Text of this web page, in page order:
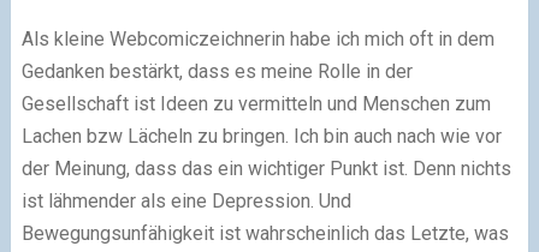
Als kleine Webcomiczeichnerin habe ich mich oft in dem
Gedanken bestärkt, dass es meine Rolle in der
Gesellschaft ist Ideen zu vermitteln und Menschen zum
Lachen bzw Lächeln zu bringen. Ich bin auch nach wie vor
der Meinung, dass das ein wichtiger Punkt ist. Denn nichts
ist lähmender als eine Depression. Und
Bewegungsunfähigkeit ist wahrscheinlich das Letzte, was